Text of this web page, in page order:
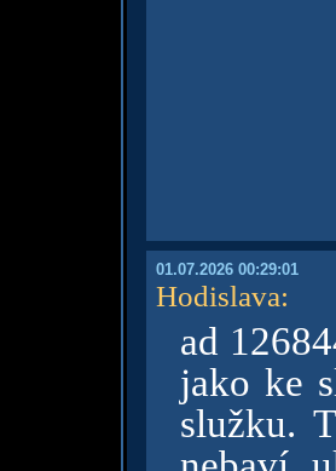
01.07.2026 00:29:01
Hodislava:
ad
jako ke
služku.